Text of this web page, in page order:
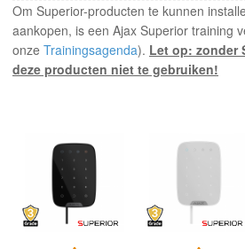
RMA
MIJN OSEC
Om Superior-producten te kunnen
aankopen, is een Ajax Superior training
onze Trainingsagenda). Let op: zonder
deze producten niet te gebruiken!